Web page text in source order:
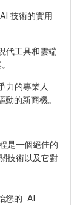
技術的實用
代工具和雲端
力的專業人
的新商機。
是一個絕佳的
技術以及它對
您的 AI